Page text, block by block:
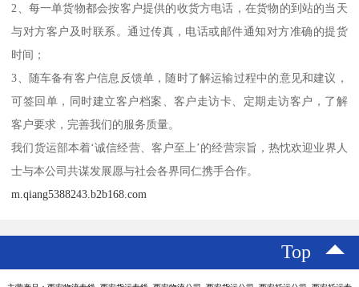
2、每一单货物都会按客户提供的收货方电话，在货物的到站的当天
与对方客户及时联系。通过传真，电话或邮件通知对方准确的提货
时间；
3、随车备有客户信息反馈单，随时了解运输过程中的意见和建议，
可签回单，同时建立客户档案、客户走访卡、定期走访客户，了解
客户要求，完善我们的服务质量。
我们货运部本着‘诚信经营、客户至上’的经营宗旨，热忱欢迎业界人
士与本公司共谋发展愿与社会各界同仁携手合作。
m.qiang5388243.b2b168.com
Top